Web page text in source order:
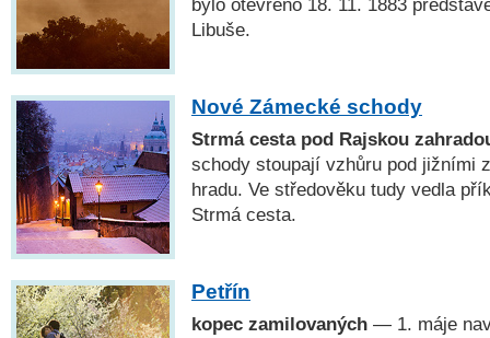
bylo otevřeno 18. 11. 1883
Libuše.
Nové Zámecké schody
Strmá cesta pod Rajskou
schody stoupají vzhůru pod jižními
hradu. Ve středověku tudy vedla
Strmá cesta.
Petřín
kopec zamilovaných — 1. máje